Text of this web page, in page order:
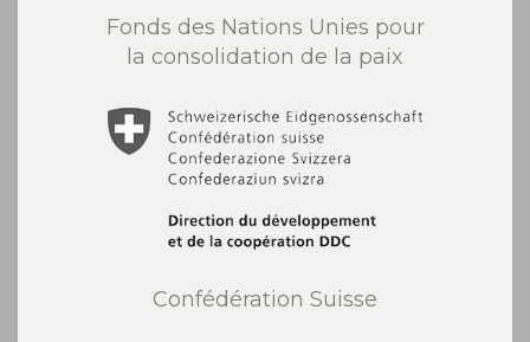
Fonds des Nations Unies pour
la consolidation de la paix
Confédération Suisse